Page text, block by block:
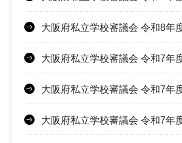
大阪府私立学校審議会 令和8年
大阪府私立学校審議会 令和7年
大阪府私立学校審議会 令和7年
大阪府私立学校審議会 令和7年